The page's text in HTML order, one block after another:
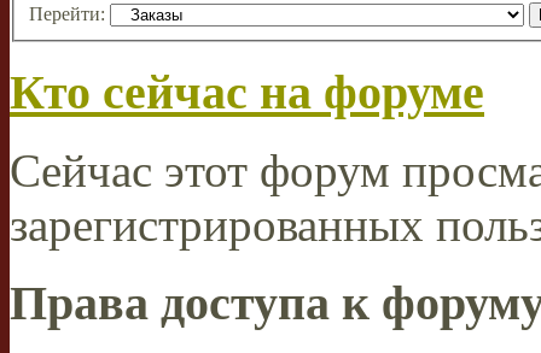
Перейти:
Кто сейчас на форуме
Сейчас этот форум
зарегистрированных
Права доступа к